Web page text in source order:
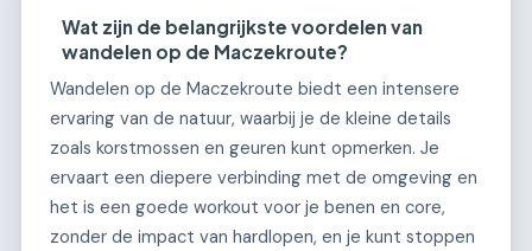
Wat zijn de belangrijkste voordelen van
wandelen op de Maczekroute?
Wandelen op de Maczekroute biedt een intensere
ervaring van de natuur, waarbij je de kleine details
zoals korstmossen en geuren kunt opmerken. Je
ervaart een diepere verbinding met de omgeving en
het is een goede workout voor je benen en core,
zonder de impact van hardlopen, en je kunt stoppen